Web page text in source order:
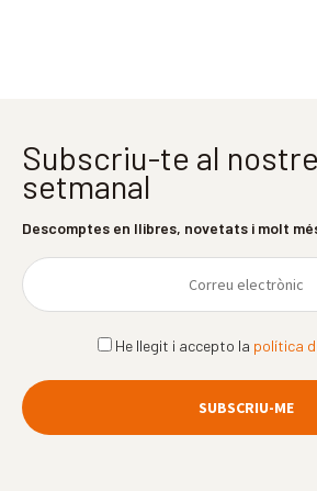
Subscriu-te al
setmanal
Descomptes en llibres, novetats i molt
He llegit i accepto la política